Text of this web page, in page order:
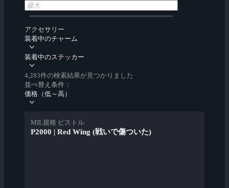
アクセサリー
装着中のチャーム
装着中のステッカー
4,283件の検索結果が見つかりました
並べ替え条件：
価格（低～高）
MIL規格 ピストル
P2000 | Red Wing (戦いで傷ついた)